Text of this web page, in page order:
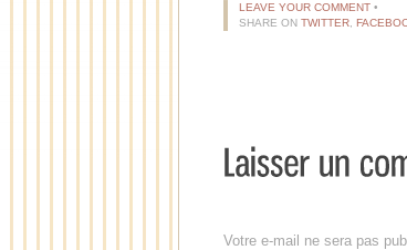
LEAVE YOUR COMMENT •
SHARE ON TWITTER,
Votre e-mail ne sera pas